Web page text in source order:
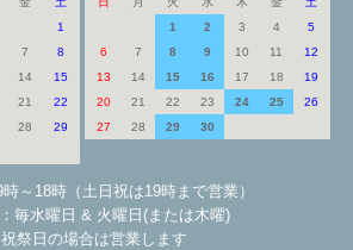
1
7
8
14
15
21
22
28
29
1
2 3 4
5
6
7 8 9 10 11
12
13
14 15 16 17 18
19
20
21 22 23 24 25
26
27
28 29 30
～18時（土日祝は19時まで営業）
毎水曜日 & 火曜日(または木曜)
祭日の場合は営業します